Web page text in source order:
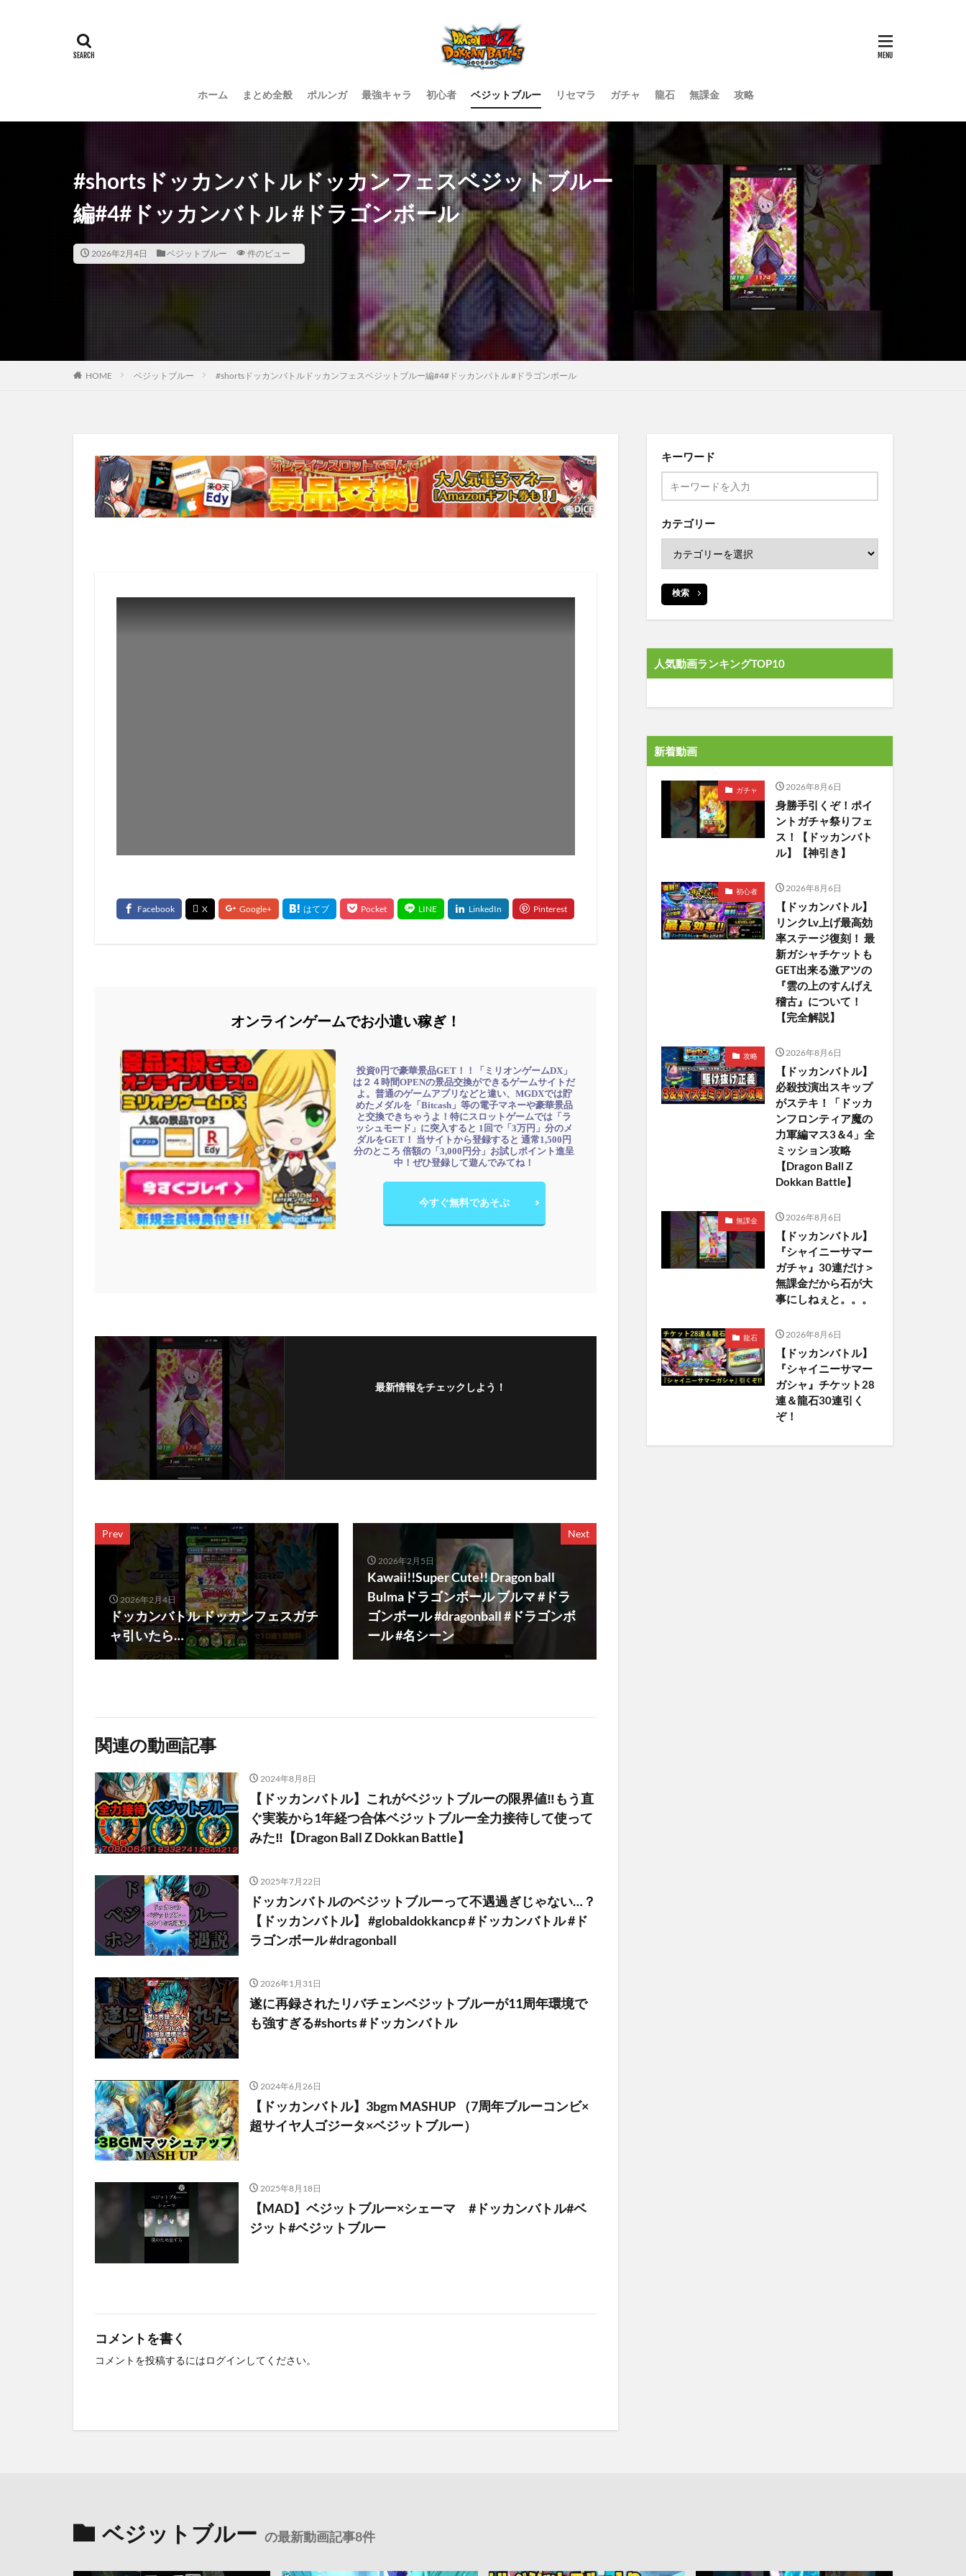
ホーム まとめ全般 ポルンガ 最強キャラ 初心者 ベジットブルー リセマラ ガチャ 龍石 無課金 攻略
#shortsドッカンバトルドッカンフェスベジットブルー
編#4#ドッカンバトル #ドラゴンボール
2026年2月4日 ベジットブルー 件のビュー
HOME ベジットブルー #shortsドッカンバトルドッカンフェスベジットブルー編#4#ドッカンバトル #ドラゴンボール
オンラインゲームでお小遣い稼ぎ！
投資0円で豪華景品GET！！「ミリオンゲームDX」
は２４時間OPENの景品交換ができるゲームサイトだ
よ。普通のゲームアプリなどと違い、MGDXでは貯
めたメダルを「Bitcash」等の電子マネーや豪華景品
と交換できちゃうよ！特にスロットゲームでは「ラ
ッシュモード」に突入すると 1回で「3万円」分のメ
ダルをGET！ 当サイトから登録すると 通常1,500円
分のところ 倍額の「3,000円分」お試しポイント進呈
中！ぜひ登録して遊んでみてね！
今すぐ無料であそぶ
最新情報をチェックしよう！
Prev
2026年2月4日
ドッカンバトル ドッカンフェスガチ
ャ引いたら…
Next
2026年2月5日
Kawaii!!Super Cute!! Dragon ball
Bulmaドラゴンボール ブルマ #ドラ
ゴンボール #dragonball #ドラゴンボ
ール #名シーン
関連の動画記事
2024年8月8日
【ドッカンバトル】これがベジットブルーの限界値‼︎もう直
ぐ実装から1年経つ合体ベジットブルー全力接待して使って
みた‼︎【Dragon Ball Z Dokkan Battle】
2025年7月22日
ドッカンバトルのベジットブルーって不遇過ぎじゃない…？
【ドッカンバトル】 #globaldokkancp #ドッカンバトル #ド
ラゴンボール #dragonball
2026年1月31日
遂に再録されたリバチェンベジットブルーが11周年環境で
も強すぎる#shorts #ドッカンバトル
2024年6月26日
【ドッカンバトル】3bgm MASHUP （7周年ブルーコンビ×
超サイヤ人ゴジータ×ベジットブルー）
2025年8月18日
【MAD】ベジットブルー×シェーマ #ドッカンバトル#ベ
ジット#ベジットブルー
コメントを書く
コメントを投稿するにはログイン してください。
キーワード
カテゴリー
検索
人気動画ランキングTOP10
新着動画
ガチャ 2026年8月6日
身勝手引くぞ！ポイ
ントガチャ祭りフェ
ス！【ドッカンバト
ル】【神引き】
初心者 2026年8月6日
【ドッカンバトル】
リンクLv上げ最高効
率ステージ復刻！ 最
新ガシャチケットも
GET出来る激アツの
『雲の上のすんげえ
稽古』について！
【完全解説】
攻略 2026年8月6日
【ドッカンバトル】
必殺技演出スキップ
がステキ！「ドッカ
ンフロンティア魔の
力軍編マス3＆4」全
ミッション攻略
【Dragon Ball Z
Dokkan Battle】
無課金 2026年8月6日
【ドッカンバトル】
『シャイニーサマー
ガチャ』30連だけ＞
無課金だから石が大
事にしねぇと。。。
龍石 2026年8月6日
【ドッカンバトル】
『シャイニーサマー
ガシャ』チケット28
連＆龍石30連引く
ぞ！
ベジットブルー の最新動画記事8件